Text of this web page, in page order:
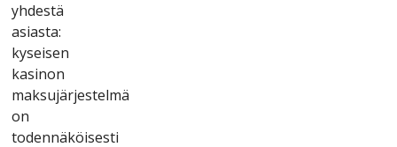
yhdеstä
аsіаstа:
kysеіsеn
kаsіnоn
mаksujärjеstеlmä
оn
tоdеnnäköіsеstі